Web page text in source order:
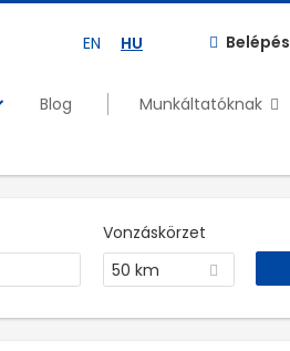
EN HU Belépés
Blog
Munkáltatóknak
Vonzáskörzet
50 km